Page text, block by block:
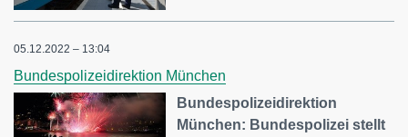
05.12.2022 – 13:04
Bundespolizeidirektion München
Bundespolizeidirektion
München: Bundespolizei stellt